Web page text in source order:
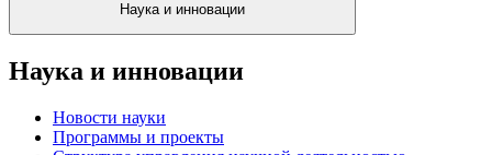
Наука и инновации
Наука и инновации
Новости науки
Программы и проекты